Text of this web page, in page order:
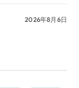
2026年8月6日